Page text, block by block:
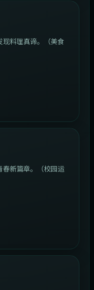
料理真谛。（美食
春新篇章。（校园运